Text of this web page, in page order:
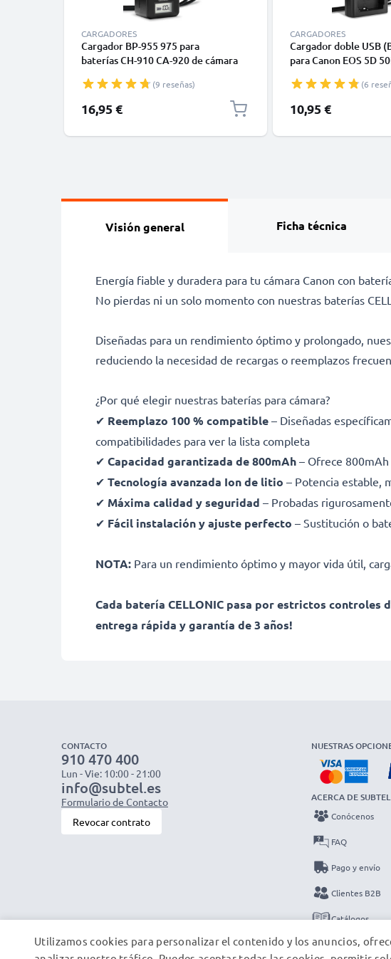
CARGADORES
Cargador BP-955 975 para
baterías CH-910 CA-920 de cámara
XF205 XF300 XF305 CP910 XH-A1
XL-H1 XM2 de CELLONIC
(9 reseñas)
16,95 €
CARGADORES
Cargador doble USB
para Canon EOS 5D
MV700 ZR85 + 1m +
CELLONIC
(6
10,95 €
Visión general Ficha técnica
Energía fiable y duradera para tu cámara Canon con
No pierdas ni un solo momento con nuestras baterías
Diseñadas para un rendimiento óptimo y prolongado,
reduciendo la necesidad de recargas o reemplazos
¿Por qué elegir nuestras baterías para cámara?
✔ Reemplazo 100 % compatible – Diseñadas
compatibilidades para ver la lista completa
✔ Capacidad garantizada de 800mAh – Ofrece
✔ Tecnología avanzada Ion de litio – Potencia estable,
✔ Máxima calidad y seguridad – Probadas
✔ Fácil instalación y ajuste perfecto – Sustitución o
NOTA: Para un rendimiento óptimo y mayor vida útil,
Cada batería CELLONIC pasa por estrictos
entrega rápida y garantía de 3 años!
CONTACTO
910 470 400
Lun - Vie: 10:00 - 21:00
info@subtel.es
Formulario de Contacto
Revocar contrato
NUESTRAS
ACERCA DE SUBTEL
Conócenos
FAQ
Pago y envío
Clientes B2B
Catálogos
Contacto
Utilizamos cookies para personalizar el contenido y los anuncios,